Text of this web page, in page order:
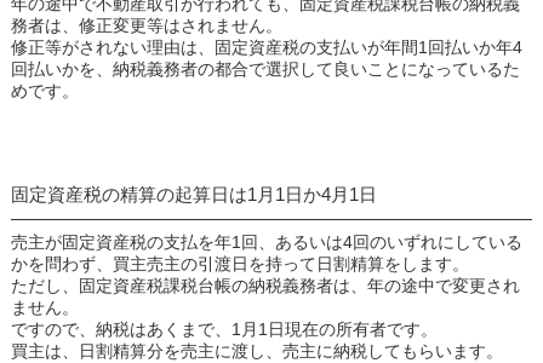
務者は、修正変更等はされません。
修正等がされない理由は、固定資産税の支払いが年間1回払いか年4
回払いかを、納税義務者の都合で選択して良いことになっているた
めです。
固定資産税の精算の起算日は1月1日か4月1日
売主が固定資産税の支払を年1回、あるいは4回のいずれにしている
かを問わず、買主売主の引渡日を持って日割精算をします。
ただし、固定資産税課税台帳の納税義務者は、年の途中で変更され
ません。
ですので、納税はあくまで、1月1日現在の所有者です。
買主は、日割精算分を売主に渡し、売主に納税してもらいます。